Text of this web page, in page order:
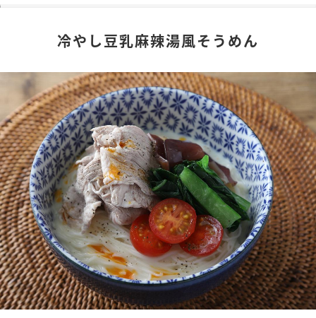
商品情報
商品カテゴリ
酢 調味酢
お酢ドリンク ぽん酢
みりん風・料理酒 鍋用調味料
つゆ たれ
新商品一覧
キャンペーン情報
ブランド・スペシャルサイト
ブランド・スペシャルサイト トップ
商品ブランドサイト
Fibee（ファイビー）
くらしプラ酢
企業情報
国内事業概要
冷やし豆乳麻辣湯風そうめん